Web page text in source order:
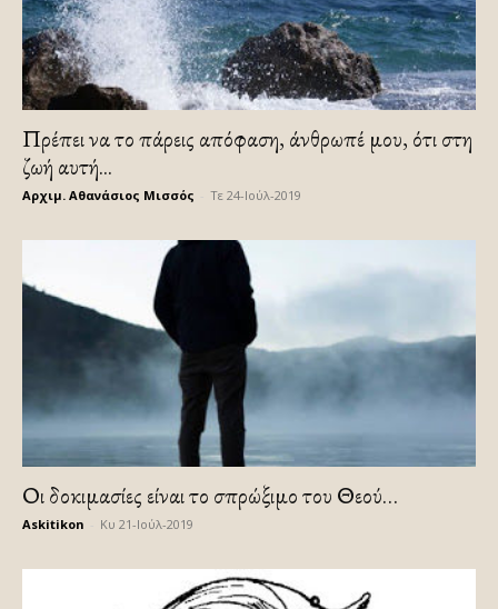
Πρέπει να το πάρεις απόφαση, άνθρωπέ μου, ότι στη
ζωή αυτή...
Αρχιμ. Αθανάσιος Μισσός Τε 24-Ιούλ-2019
Οι δοκιμασίες είναι το σπρώξιμο του Θεού…
Askitikon Κυ 21-Ιούλ-2019